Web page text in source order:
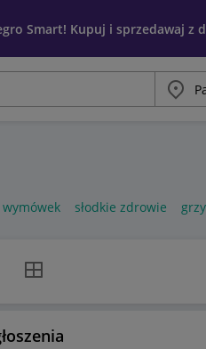
Smart! Kupuj i sprzedawaj z
Miasto
słodkie zdrowie
listy
Widok siatki